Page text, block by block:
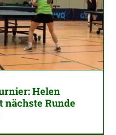
Helen
nächste Runde